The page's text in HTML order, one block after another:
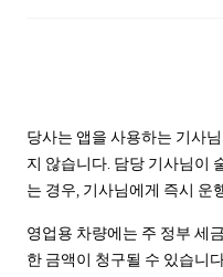
당사는 앱을 사용하는 기사
지 않습니다. 담당 기사님이
는 경우, 기사님에게 즉시 운
영업용 차량에는 주 정부 세
한 금액이 청구될 수 있습니